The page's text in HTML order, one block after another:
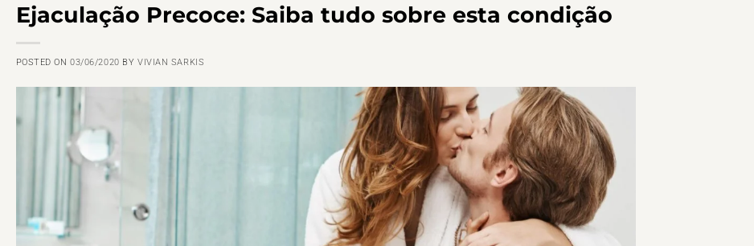
Ejaculação Precoce: Saiba tudo sobre esta condição
POSTED ON03/06/2020 BY VIVIAN SARKIS